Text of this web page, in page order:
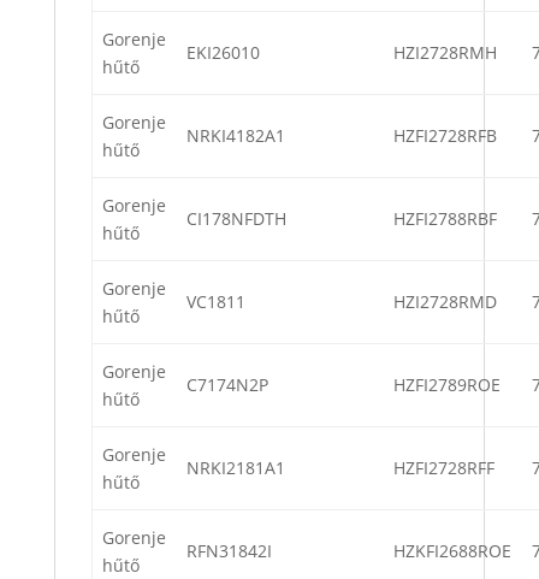
Gorenje
hűtő
EKI26010 HZI2728RMH
Gorenje
hűtő
NRKI4182A1 HZFI2728RFB
Gorenje
hűtő
CI178NFDTH HZFI2788RBF
Gorenje
hűtő
VC1811 HZI2728RMD
Gorenje
hűtő
C7174N2P HZFI2789ROE
Gorenje
hűtő
NRKI2181A1 HZFI2728RFF
Gorenje
hűtő
RFN31842I HZKFI2688ROE